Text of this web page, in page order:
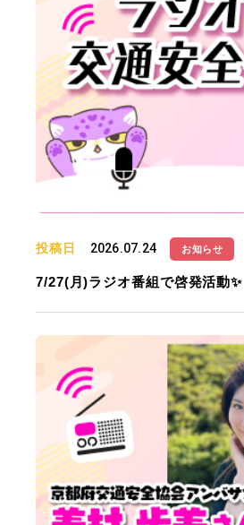
投稿日 2026.07.24 お知らせ
7/27(月)ラジオ番組で啓発活動✨